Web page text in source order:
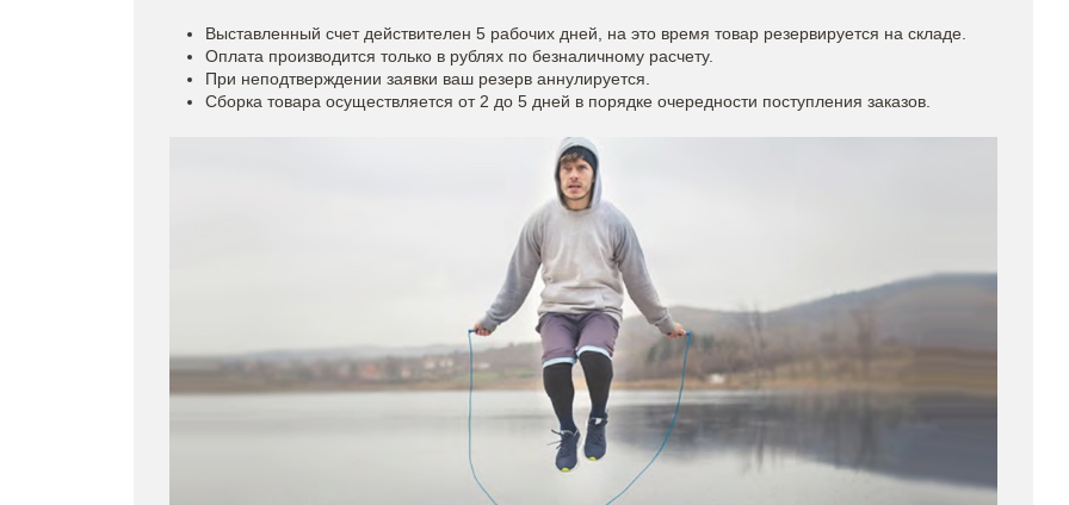
Выставленный счет действителен 5 рабочих дней, на это время товар резервируется на складе.
Оплата производится только в рублях по безналичному расчету.
При неподтверждении заявки ваш резерв аннулируется.
Сборка товара осуществляется от 2 до 5 дней в порядке очередности поступления заказов.